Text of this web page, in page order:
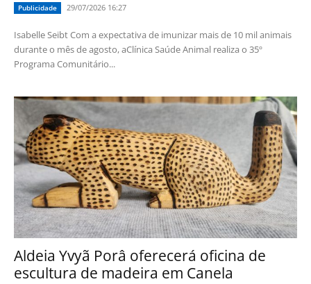
Publicidade 29/07/2026 16:27
Isabelle Seibt Com a expectativa de imunizar mais de 10 mil animais
durante o mês de agosto, aClínica Saúde Animal realiza o 35º
Programa Comunitário...
Aldeia Yvyã Porâ oferecerá oficina de
escultura de madeira em Canela